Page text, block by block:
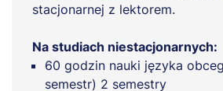
stacjonarnej z lektorem.
Na studiach niestacjonarnych:
60 godzin nauki języka
semestr) 2 semestry